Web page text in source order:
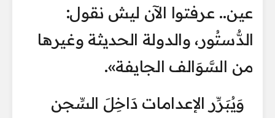
عين.. عرفتوا الآن ليش نقول:
الدُّستُور، والدولة الحديثة وغيرها
من السَّوَالف الجايفة».
وَيُبَرِّر الإعدامات دَاخِلَ السِّجن